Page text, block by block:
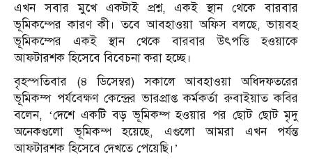
এখন সবার মুখে একটাই প্রশ্ন, একই স্থান থেকে বারবার
ভূমিকম্পের কারণ কী। তবে আবহাওয়া অফিস বলছে, ভায়বহ
ভূমিকম্পের একই স্থান থেকে বারবার উৎপত্তি হওয়াকে
আফটারশক হিসেবে বিবেচনা করা হচ্ছে।
বৃহস্পতিবার (৪ ডিসেম্বর) সকালে আবহাওয়া অধিদফতরের
ভূমিকম্প পর্যবেক্ষণ কেন্দ্রের ভারপ্রাপ্ত কর্মকর্তা রুবাইয়াত কবির
বলেন, ‘দেশে একটি বড় ভূমিকম্প হওয়ার পর ছোট ছোট মৃদু
অনেকগুলো ভূমিকম্প হয়েছে, এগুলো আমরা এখন পর্যন্ত
আফটারশক হিসেবে দেখতে পেয়েছি।’